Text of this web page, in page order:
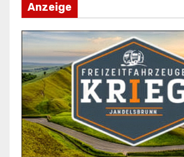
Anzeige